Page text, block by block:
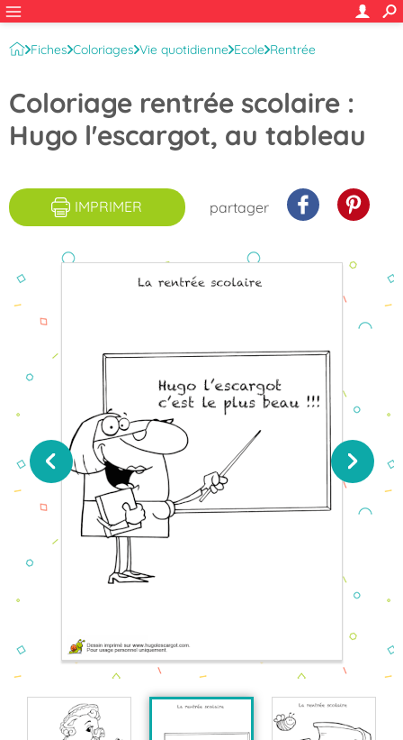
Fiches Coloriages Vie quotidienne Ecole Rentrée
Coloriage rentrée scolaire :
Hugo l'escargot, au tableau
IMPRIMER partager